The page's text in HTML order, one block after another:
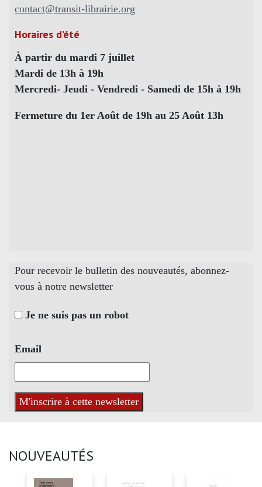
contact@transit-librairie.org
Horaires d’été
À partir du mardi 7 juillet
Mardi de 13h à 19h
Mercredi- Jeudi - Vendredi - Samedi de 15h à 19h
Fermeture du 1er Août de 19h au 25 Août 13h
Pour recevoir le bulletin des nouveautés, abonnez-
vous à notre newsletter
Je ne suis pas un robot
Email
NOUVEAUTÉS